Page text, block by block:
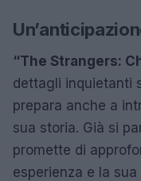
“The Strangers:
dettagli inquietanti
prepara anche a
sua storia. Già si
promette di
esperienza e la